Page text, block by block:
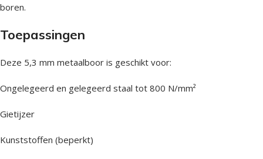
boren.
Toepassingen
Deze 5,3 mm metaalboor is geschikt voor:
Ongelegeerd en gelegeerd staal tot 800 N/mm²
Gietijzer
Kunststoffen (beperkt)